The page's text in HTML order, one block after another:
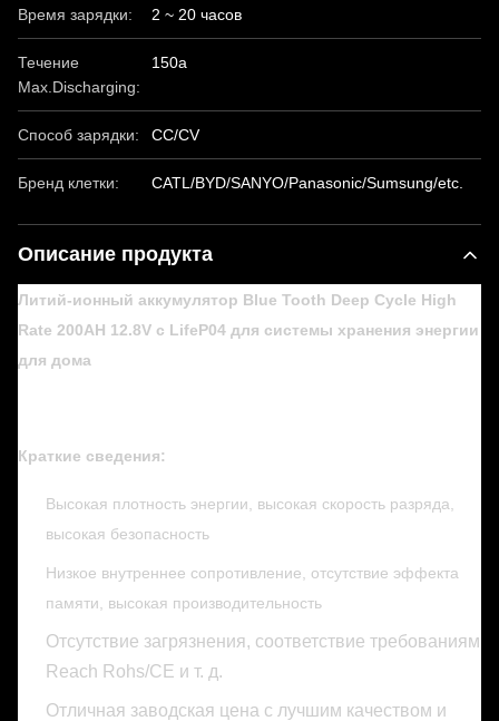
Время зарядки: 2 ~ 20 часов
Течение
Max.Discharging:
150a
Способ зарядки: CC/CV
Бренд клетки: CATL/BYD/SANYO/Panasonic/Sumsung/etc.
Описание продукта
Литий-ионный аккумулятор Blue Tooth Deep Cycle High
Rate 200AH 12.8V с LifeP04 для системы хранения энергии
для дома
Краткие сведения:
Высокая плотность энергии, высокая скорость разряда,
высокая безопасность
Низкое внутреннее сопротивление, отсутствие эффекта
памяти, высокая производительность
Отсутствие загрязнения, соответствие требованиям
Reach Rohs/CE и т. д.
Отличная заводская цена с лучшим качеством и